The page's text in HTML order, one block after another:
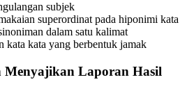
subjek
superordinat pada hiponimi kata
dalam satu kalimat
kata kata yang berbentuk jamak
Menyajikan Laporan Hasil